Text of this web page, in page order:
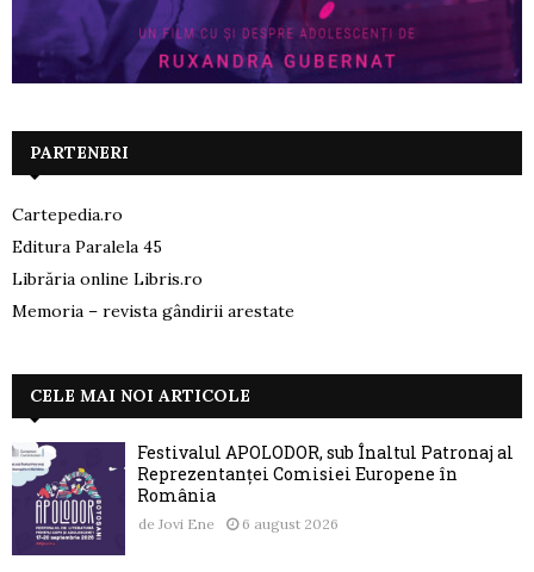
PARTENERI
Cartepedia.ro
Editura Paralela 45
Librăria online Libris.ro
Memoria – revista gândirii arestate
CELE MAI NOI ARTICOLE
Festivalul APOLODOR, sub Înaltul Patronaj al
Reprezentanței Comisiei Europene în
România
de Jovi Ene 6 august 2026